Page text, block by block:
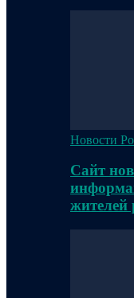
Новости
Сайт
жителей